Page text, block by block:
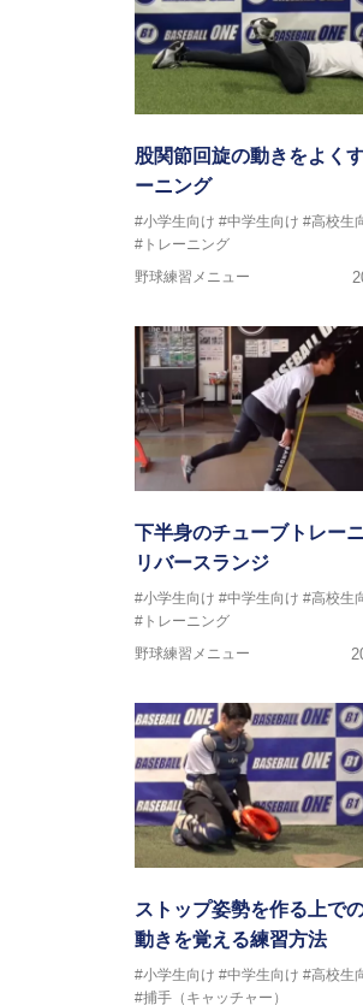
股関節回旋の動きをよく
ーニング
#小学生向け #中学生向け #高校生
#トレーニング
野球練習メニュー
下半身のチューブトレー
リバースランジ
#小学生向け #中学生向け #高校生
#トレーニング
野球練習メニュー
ストップ姿勢を作る上で
動きを覚える練習方法
#小学生向け #中学生向け #高校生
#捕手（キャッチャー）